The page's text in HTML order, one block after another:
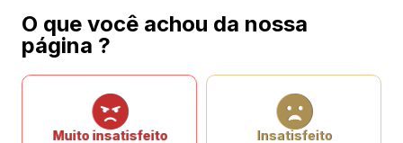
O que você achou da nossa
página ?
Muito insatisfeito Insatisfeito